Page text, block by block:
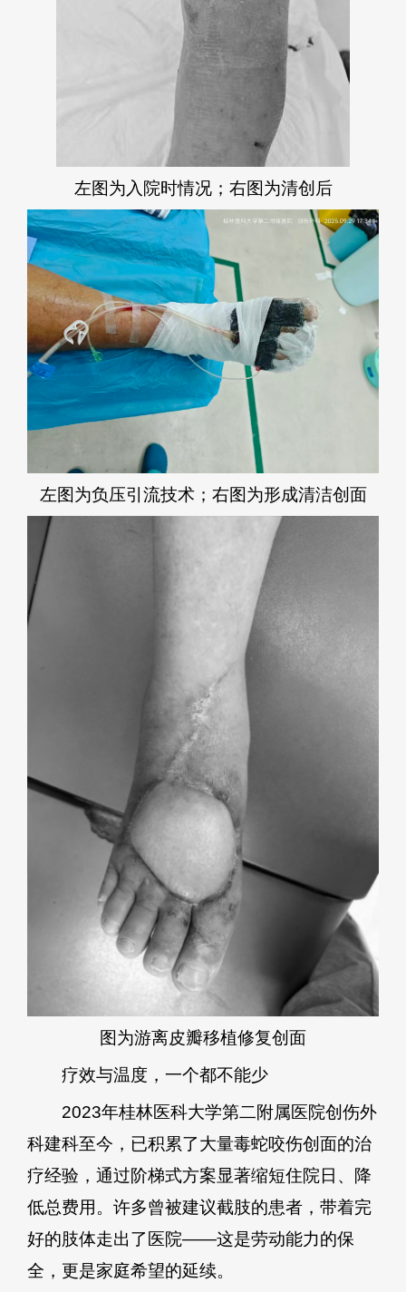
左图为入院时情况；右图为清创后
左图为负压引流技术；右图为形成清洁创面
图为游离皮瓣移植修复创面
疗效与温度，一个都不能少
2023年桂林医科大学第二附属医院创伤外
科建科至今，已积累了大量毒蛇咬伤创面的治
疗经验，通过阶梯式方案显著缩短住院日、降
低总费用。许多曾被建议截肢的患者，带着完
好的肢体走出了医院——这是劳动能力的保
全，更是家庭希望的延续。